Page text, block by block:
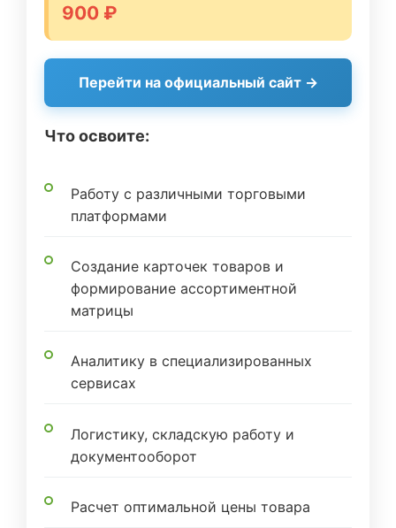
900 ₽
Перейти на официальный сайт →
Что освоите:
Работу с различными торговыми
платформами
Создание карточек товаров и
формирование ассортиментной
матрицы
Аналитику в специализированных
сервисах
Логистику, складскую работу и
документооборот
Расчет оптимальной цены товара